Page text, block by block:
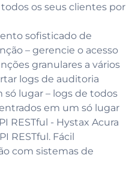
os seus clientes por
sofisticado de
– gerencie o acesso
granulares a vários
logs de auditoria
lugar – logs de todos
em um só lugar
RESTful - Hystax Acura
RESTful. Fácil
com sistemas de